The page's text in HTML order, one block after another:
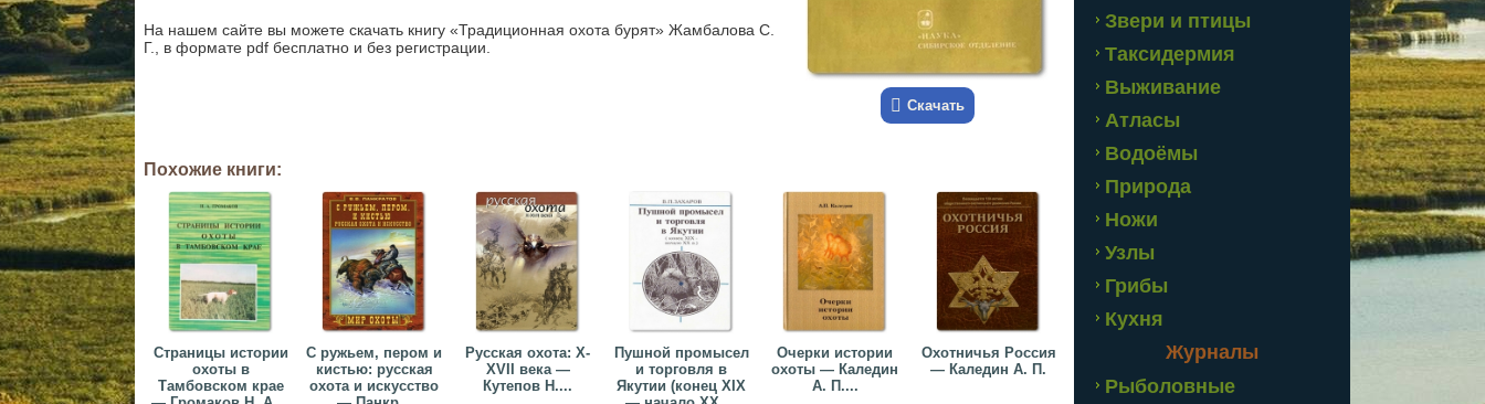
Скачать
На нашем сайте вы можете скачать книгу «Традиционная охота бурят» Жамбалова С.
Г., в формате pdf бесплатно и без регистрации.
Похожие книги:
Страницы истории
охоты в
Тамбовском крае
С ружьем, пером и
кистью: русская
охота и искусство
Русская охота: Х-
ХVII века —
Кутепов Н....
Пушной промысел
и торговля в
Якутии (конец XIX
Очерки истории
охоты — Каледин
А. П....
Охотничья Россия
— Каледин А. П.
Звери и птицы
Таксидермия
Выживание
Атласы
Водоёмы
Природа
Ножи
Узлы
Грибы
Кухня
Журналы
Рыболовные